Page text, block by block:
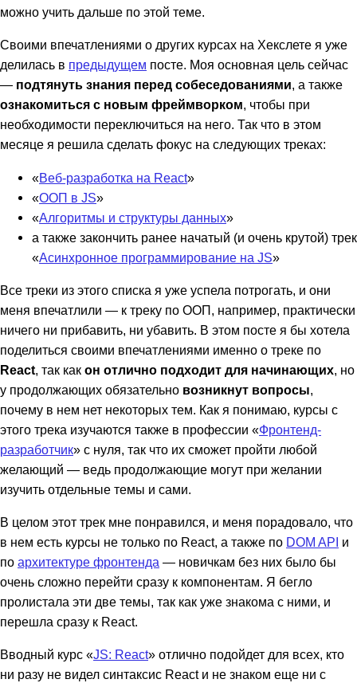
можно учить дальше по этой теме.
Своими впечатлениями о других курсах на Хекслете я уже
делилась в предыдущем посте. Моя основная цель сейчас
— подтянуть знания перед собеседованиями, а также
ознакомиться с новым фреймворком, чтобы при
необходимости переключиться на него. Так что в этом
месяце я решила сделать фокус на следующих треках:
«Веб-разработка на React»
«ООП в JS»
«Алгоритмы и структуры данных»
а также закончить ранее начатый (и очень крутой) трек
«Асинхронное программирование на JS»
Все треки из этого списка я уже успела потрогать, и они
меня впечатлили — к треку по ООП, например, практически
ничего ни прибавить, ни убавить. В этом посте я бы хотела
поделиться своими впечатлениями именно о треке по
React, так как он отлично подходит для начинающих, но
у продолжающих обязательно возникнут вопросы,
почему в нем нет некоторых тем. Как я понимаю, курсы с
этого трека изучаются также в профессии «Фронтенд-
разработчик» с нуля, так что их сможет пройти любой
желающий — ведь продолжающие могут при желании
изучить отдельные темы и сами.
В целом этот трек мне понравился, и меня порадовало, что
в нем есть курсы не только по React, а также по DOM API и
по архитектуре фронтенда — новичкам без них было бы
очень сложно перейти сразу к компонентам. Я бегло
пролистала эти две темы, так как уже знакома с ними, и
перешла сразу к React.
Вводный курс «JS: React» отлично подойдет для всех, кто
ни разу не видел синтаксис React и не знаком еще ни с